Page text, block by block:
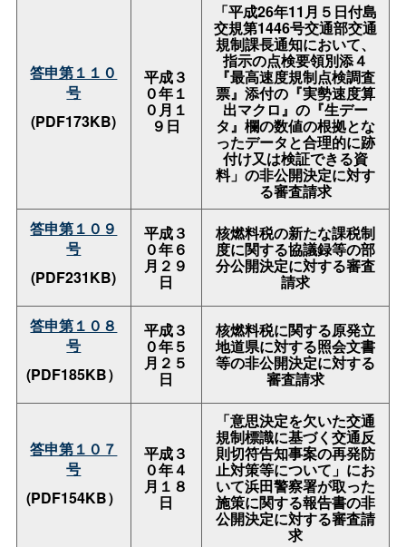
答申第１１０
号
(PDF173KB)
平成３
０年１
０月１
９日
「平成26年11月５日付島
交規第1446号交通部交通
規制課長通知において、
指示の点検要領別添４
『最高速度規制点検調査
票』添付の『実勢速度算
出マクロ』の『生デー
タ』欄の数値の根拠とな
ったデータと合理的に跡
付け又は検証できる資
料」の非公開決定に対す
る審査請求
答申第１０９
号
(PDF231KB)
平成３
０年６
月２９
日
核燃料税の新たな課税制
度に関する協議録等の部
分公開決定に対する審査
請求
答申第１０８
号
(PDF185KB）
平成３
０年５
月２５
日
核燃料税に関する原発立
地道県に対する照会文書
等の非公開決定に対する
審査請求
答申第１０７
号
(PDF154KB）
平成３
０年４
月１８
日
「意思決定を欠いた交通
規制標識に基づく交通反
則切符告知事案の再発防
止対策等について」にお
いて浜田警察署が取った
施策に関する報告書の非
公開決定に対する審査請
求